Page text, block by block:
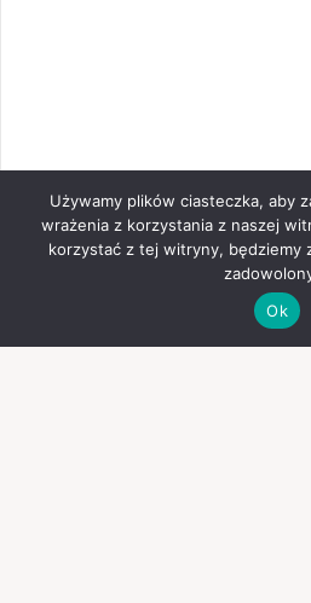
Używamy plików ciasteczka, aby
wrażenia z korzystania z naszej
korzystać z tej witryny, będziemy
Ok